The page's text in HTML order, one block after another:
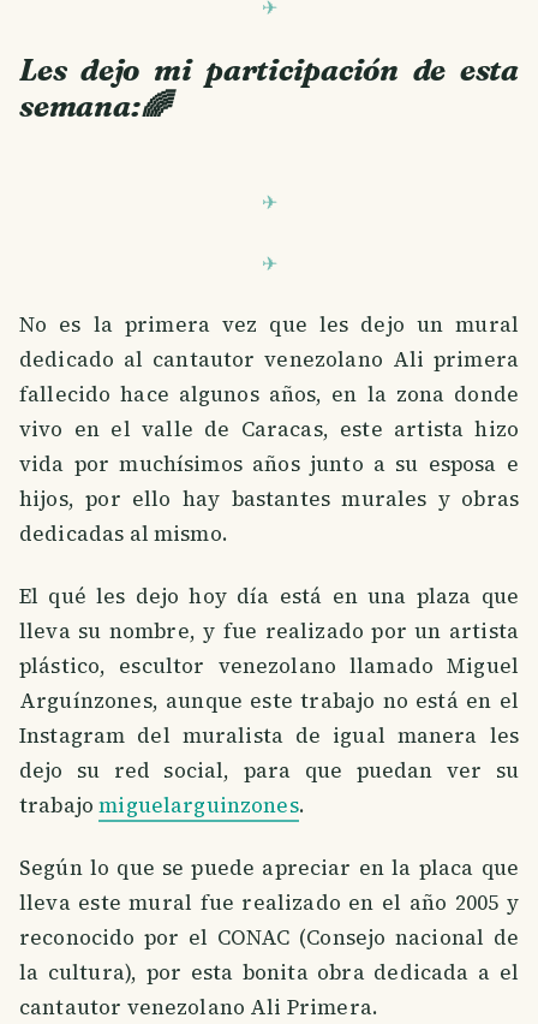
Les dejo mi participación de esta
semana:🌈
No es la primera vez que les dejo un mural
dedicado al cantautor venezolano Ali primera
fallecido hace algunos años, en la zona donde
vivo en el valle de Caracas, este artista hizo
vida por muchísimos años junto a su esposa e
hijos, por ello hay bastantes murales y obras
dedicadas al mismo.
El qué les dejo hoy día está en una plaza que
lleva su nombre, y fue realizado por un artista
plástico, escultor venezolano llamado Miguel
Arguínzones, aunque este trabajo no está en el
Instagram del muralista de igual manera les
dejo su red social, para que puedan ver su
trabajomiguelarguinzones.
Según lo que se puede apreciar en la placa que
lleva este mural fue realizado en el año 2005 y
reconocido por el CONAC (Consejo nacional de
la cultura), por esta bonita obra dedicada a el
cantautor venezolano Ali Primera.